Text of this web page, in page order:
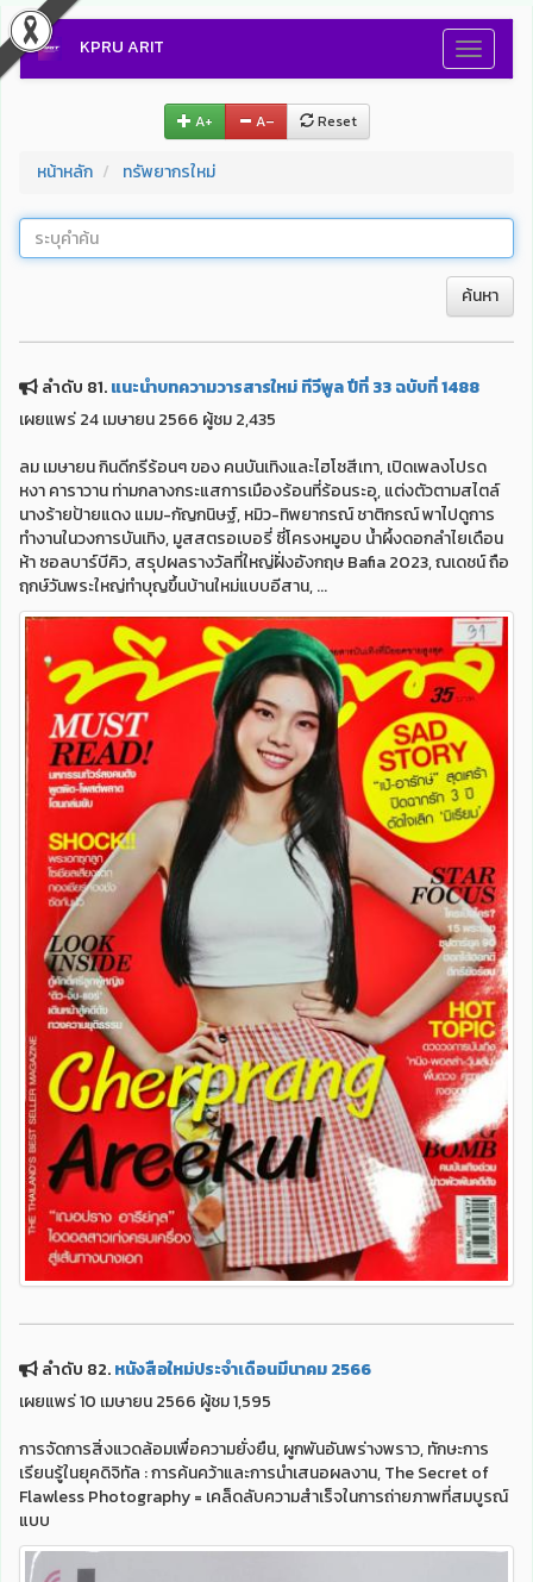
Toggle
KPRU ARIT
A+ A– Reset
หน้าหลัก ทรัพยากรใหม่
ค้นหา
ลำดับ 81.แนะนำบทความวารสารใหม่ ทีวีพูล ปีที่ 33 ฉบับที่ 1488
เผยแพร่ 24 เมษายน 2566 ผู้ชม 2,435
ลม เมษายน กินดีกรีร้อนๆ ของ คนบันเทิงและไฮโซสีเทา, เปิดเพลงโปรด
หงา คาราวาน ท่ามกลางกระแสการเมืองร้อนที่ร้อนระอุ, แต่งตัวตามสไตล์
นางร้ายป้ายแดง แมม-กัญกนิษฐ์, หมิว-ทิพยากรณ์ ชาติกรณ์ พาไปดูการ
ทำงานในวงการบันเทิง, มูสสตรอเบอรี่ ซี่โครงหมูอบ น้ำผึ้งดอกลำไยเดือน
ห้า ซอลบาร์บีคิว, สรุปผลรางวัลที่ใหญ่ฝั่งอังกฤษ Bafia 2023, ณเดชน์ ถือ
ฤกษ์วันพระใหญ่ทำบุญขึ้นบ้านใหม่แบบอีสาน, ...
ลำดับ 82.หนังสือใหม่ประจำเดือนมีนาคม 2566
เผยแพร่ 10 เมษายน 2566 ผู้ชม 1,595
การจัดการสิ่งแวดล้อมเพื่อความยั่งยืน, ผูกพันอันพร่างพราว, ทักษะการ
เรียนรู้ในยุคดิจิทัล : การค้นคว้าและการนำเสนอผลงาน, The Secret of
Flawless Photography = เคล็ดลับความสำเร็จในการถ่ายภาพที่สมบูรณ์
แบบ